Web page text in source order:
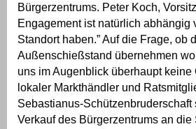
Bürgerzentrums. Peter Koch,
Engagement ist natürlich
Standort haben.” Auf die Frage, ob
Außenschießstand übernehmen
uns im Augenblick überhaupt
lokaler Markthändler und
Sebastianus-
Verkauf des Bürgerzentrums an